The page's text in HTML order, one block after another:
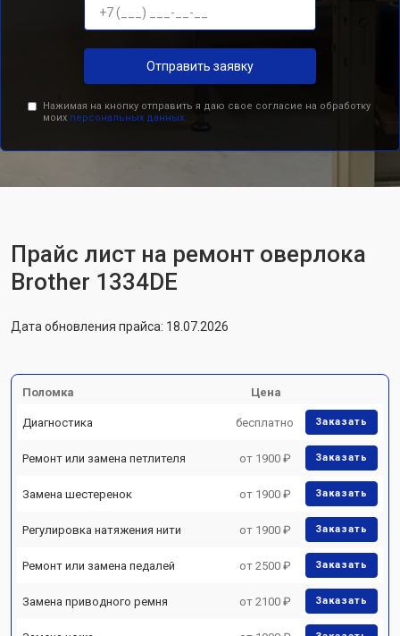
Отправить заявку
Нажимая на кнопку отправить я даю свое согласие на обработку
моих персональных данных.
Прайс лист на ремонт оверлока
Brother 1334DE
Дата обновления прайса: 18.07.2026
Поломка Цена
Диагностика бесплатно Заказать
Ремонт или замена петлителя от 1900 ₽ Заказать
Замена шестеренок от 1900 ₽ Заказать
Регулировка натяжения нити от 1900 ₽ Заказать
Ремонт или замена педалей от 2500 ₽ Заказать
Замена приводного ремня от 2100 ₽ Заказать